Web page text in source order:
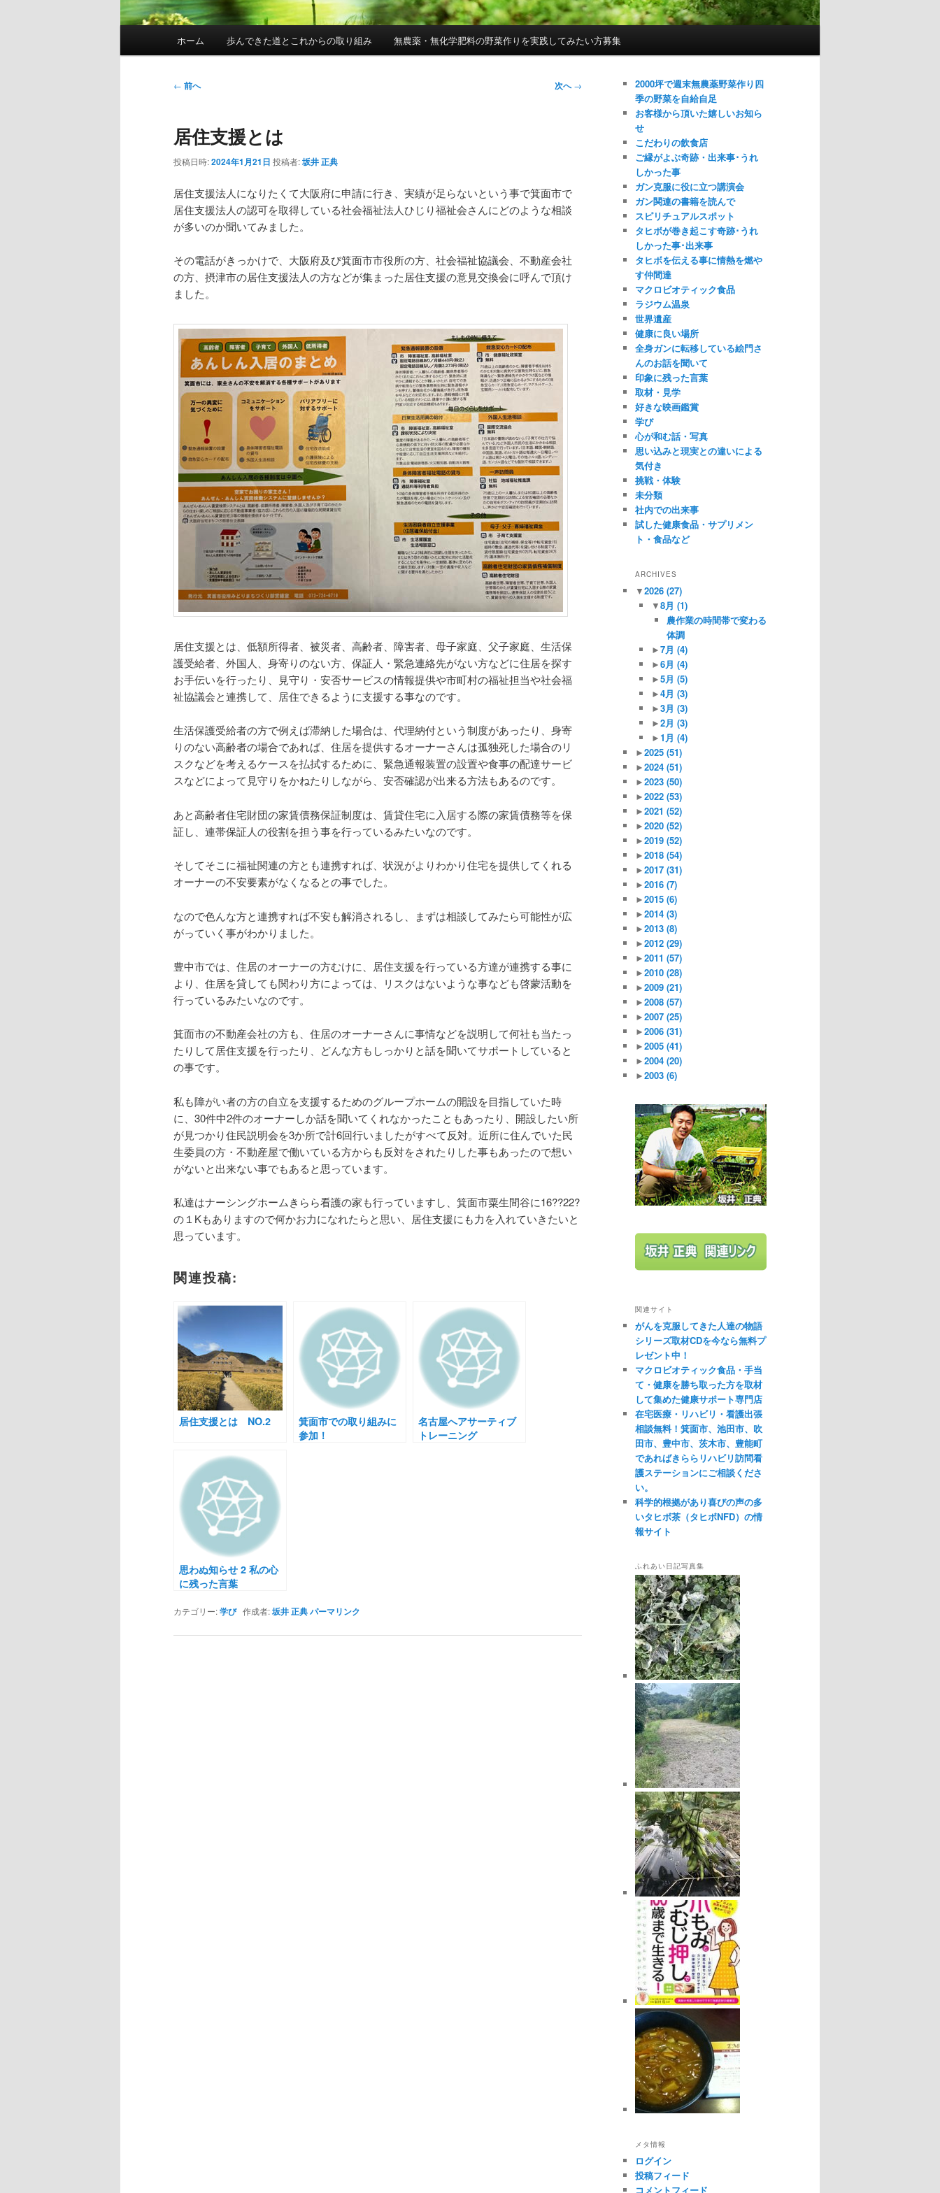
ホーム 歩んできた道とこれからの取り組み 無農薬・無化学肥料の野菜作りを実践してみたい方募集
投
ビ
ー
シ
ョ
ン
← 前へ 次へ→
居住支援とは
投稿日時:2024年1月21日 投稿者:坂井 正典
居住支援法人になりたくて大阪府に申請に行き、実績が足らないという事で箕面市で
居住支援法人の認可を取得している社会福祉法人ひじり福祉会さんにどのような相談
が多いのか聞いてみました。
その電話がきっかけで、大阪府及び箕面市市役所の方、社会福祉協議会、不動産会社
の方、摂津市の居住支援法人の方などが集まった居住支援の意見交換会に呼んで頂け
ました。
居住支援とは、低額所得者、被災者、高齢者、障害者、母子家庭、父子家庭、生活保
護受給者、外国人、身寄りのない方、保証人・緊急連絡先がない方などに住居を探す
お手伝いを行ったり、見守り・安否サービスの情報提供や市町村の福祉担当や社会福
祉協議会と連携して、居住できるように支援する事なのです。
生活保護受給者の方で例えば滞納した場合は、代理納付という制度があったり、身寄
りのない高齢者の場合であれば、住居を提供するオーナーさんは孤独死した場合のリ
スクなどを考えるケースを払拭するために、緊急通報装置の設置や食事の配達サービ
スなどによって見守りをかねたりしながら、安否確認が出来る方法もあるのです。
あと高齢者住宅財団の家賃債務保証制度は、賃貸住宅に入居する際の家賃債務等を保
証し、連帯保証人の役割を担う事を行っているみたいなのです。
そしてそこに福祉関連の方とも連携すれば、状況がよりわかり住宅を提供してくれる
オーナーの不安要素がなくなるとの事でした。
なので色んな方と連携すれば不安も解消されるし、まずは相談してみたら可能性が広
がっていく事がわかりました。
豊中市では、住居のオーナーの方むけに、居住支援を行っている方達が連携する事に
より、住居を貸しても関わり方によっては、リスクはないような事なども啓蒙活動を
行っているみたいなのです。
箕面市の不動産会社の方も、住居のオーナーさんに事情などを説明して何社も当たっ
たりして居住支援を行ったり、どんな方もしっかりと話を聞いてサポートしていると
の事です。
私も障がい者の方の自立を支援するためのグループホームの開設を目指していた時
に、30件中2件のオーナーしか話を聞いてくれなかったこともあったり、開設したい所
が見つかり住民説明会を3か所で計6回行いましたがすべて反対。近所に住んでいた民
生委員の方・不動産屋で働いている方からも反対をされたりした事もあったので想い
がないと出来ない事でもあると思っています。
私達はナーシングホームきらら看護の家も行っていますし、箕面市粟生間谷に16??22?
の１Kもありますので何かお力になれたらと思い、居住支援にも力を入れていきたいと
思っています。
関連投稿:
居住支援とは NO.2
箕面市での取り組みに
参加！
名古屋へアサーティブ
トレーニング
思わぬ知らせ 2 私の心
に残った言葉
カテゴリー:学び作成者:坂井 正典パーマリンク
2000坪で週末無農薬野菜作り四
季の野菜を自給自足
お客様から頂いた嬉しいお知ら
せ
こだわりの飲食店
ご縁がよぶ奇跡・出来事･うれ
しかった事
ガン克服に役に立つ講演会
ガン関連の書籍を読んで
スピリチュアルスポット
タヒボが巻き起こす奇跡･うれ
しかった事･出来事
タヒボを伝える事に情熱を燃や
す仲間達
マクロビオティック食品
ラジウム温泉
世界遺産
健康に良い場所
全身ガンに転移している絵門さ
んのお話を聞いて
印象に残った言葉
取材・見学
好きな映画鑑賞
学び
心が和む話・写真
思い込みと現実との違いによる
気付き
挑戦・体験
未分類
社内での出来事
試した健康食品・サプリメン
ト・食品など
ARCHIVES
▼2026 (27)
▼8月 (1)
農作業の時間帯で変わる
体調
►7月 (4)
►6月 (4)
►5月 (5)
►4月 (3)
►3月 (3)
►2月 (3)
►1月 (4)
►2025 (51)
►2024 (51)
►2023 (50)
►2022 (53)
►2021 (52)
►2020 (52)
►2019 (52)
►2018 (54)
►2017 (31)
►2016 (7)
►2015 (6)
►2014 (3)
►2013 (8)
►2012 (29)
►2011 (57)
►2010 (28)
►2009 (21)
►2008 (57)
►2007 (25)
►2006 (31)
►2005 (41)
►2004 (20)
►2003 (6)
関連サイト
がんを克服してきた人達の物語
シリーズ取材CDを今なら無料プ
レゼント中！
マクロビオティック食品・手当
て・健康を勝ち取った方を取材
して集めた健康サポート専門店
在宅医療・リハビリ・看護出張
相談無料！箕面市、池田市、吹
田市、豊中市、茨木市、豊能町
であればきららリハビリ訪問看
護ステーションにご相談くださ
い。
科学的根拠があり喜びの声の多
いタヒボ茶（タヒボNFD）の情
報サイト
ふれあい日記写真集
メタ情報
ログイン
投稿フィード
コメントフィード